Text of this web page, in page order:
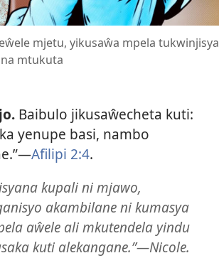
mjetu, yikusaŵa mpela tukwinjisya
mtukuta
Baibulo jikusaŵecheta kuti:
yenupe basi, nambo
Afilipi 2:4.
kupali ni mjawo,
akambilane ni kumasya
aŵele ali mkutendela yindu
kuti alekangane.”—Nicole.